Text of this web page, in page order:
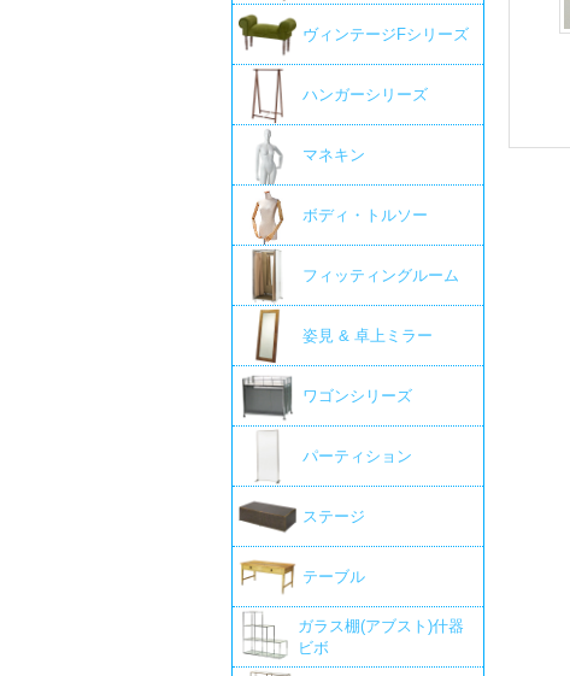
ヴィンテージFシリーズ
ハンガーシリーズ
マネキン
ボディ・トルソー
フィッティングルーム
姿見 & 卓上ミラー
ワゴンシリーズ
パーティション
ステージ
テーブル
ガラス棚(アブスト)什器
ビボ